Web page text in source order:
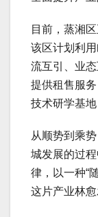
目前，蒸湘
该区计划利
流互引、业
提供租售服
技术研学基
从顺势到乘
城发展的过
律，以一种“
这片产业林愈